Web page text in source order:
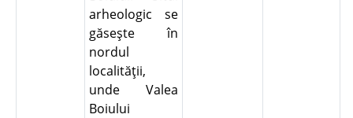
arheologic se
găseşte în
nordul
localităţii,
unde Valea
Boiului